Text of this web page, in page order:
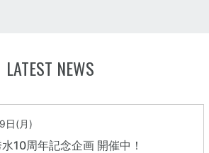
LATEST NEWS
日(月)
10周年記念企画 開催中！